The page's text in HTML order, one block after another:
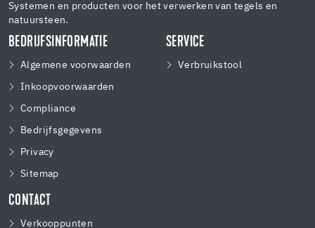
Systemen en producten voor het verwerken van tegels en
natuursteen.
BEDRIJFSINFORMATIE
Algemene voorwaarden
Inkoopvoorwaarden
Compliance
Bedrijfsgegevens
Privacy
Sitemap
SERVICE
Verbruikstool
CONTACT
Verkooppunten